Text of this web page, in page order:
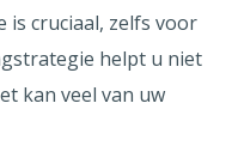
is cruciaal, zelfs voor
helpt u niet
kan veel van uw